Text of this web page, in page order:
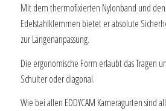
Mit dem thermofixierten Nylonband und
Edelstahlklemmen bietet er absolute
zur Längenanpassung.
Die ergonomische Form erlaubt das Tragen
Schulter oder diagonal.
Wie bei allen EDDYCAM Kameragurten sind